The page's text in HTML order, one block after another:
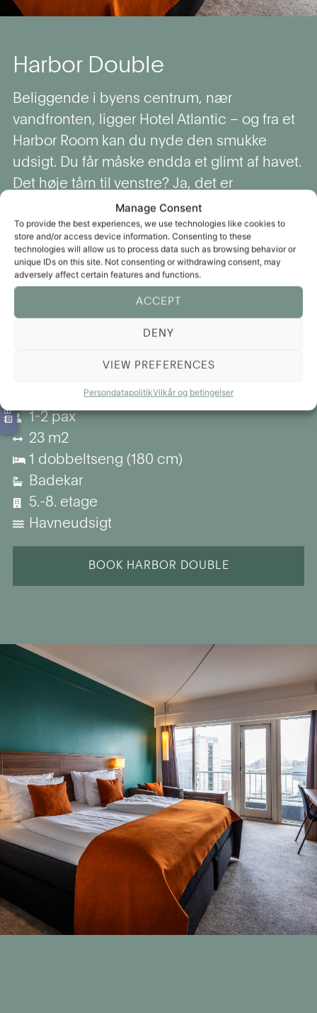
Manage Consent
To provide the best experiences, we use technologies like cookies to
store and/or access device information. Consenting to these
technologies will allow us to process data such as browsing behavior or
unique IDs on this site. Not consenting or withdrawing consent, may
adversely affect certain features and functions.
ACCEPT
DENY
VIEW PREFERENCES
PersondatapolitikVilkår og betingelser
Harbor Double
Beliggende i byens centrum, nær
vandfronten, ligger Hotel Atlantic – og fra et
Harbor Room kan du nyde den smukke
udsigt. Du får måske endda et glimt af havet.
Det høje tårn til venstre? Ja, det er
domkirken. Den hvide blink, du lige så?
Præcis – Aarhus Letbane.
Nyd en kop kaffe, stream på TV’et med
Chromecast, eller lad dig synke ned i
Værelset har et lille skrivebord
og et klædeskab.
1-2 pax
23 m2
1 dobbeltseng (180 cm)
Badekar
5.-8. etage
Havneudsigt
BOOK HARBOR DOUBLE